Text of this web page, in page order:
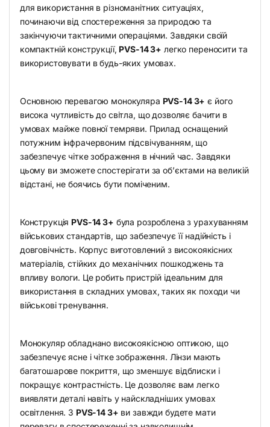
для використання в різноманітних ситуаціях,
починаючи від спостереження за природою та
закінчуючи тактичними операціями. Завдяки своїй
компактній конструкції, PVS-14 3+ легко переносити та
використовувати в будь-яких умовах.
Основною перевагою монокуляра PVS-14 3+ є його
висока чутливість до світла, що дозволяє бачити в
умовах майже повної темряви. Прилад оснащений
потужним інфрачервоним підсвічуванням, що
забезпечує чітке зображення в нічний час. Завдяки
цьому ви зможете спостерігати за об’єктами на великій
відстані, не боячись бути поміченим.
Конструкція PVS-14 3+ була розроблена з урахуванням
військових стандартів, що забезпечує її надійність і
довговічність. Корпус виготовлений з високоякісних
матеріалів, стійких до механічних пошкоджень та
впливу вологи. Це робить пристрій ідеальним для
використання в складних умовах, таких як походи чи
військові тренування.
Монокуляр обладнано високоякісною оптикою, що
забезпечує ясне і чітке зображення. Лінзи мають
багатошарове покриття, що зменшує відблиски і
покращує контрастність. Це дозволяє вам легко
виявляти деталі навіть у найскладніших умовах
освітлення. З PVS-14 3+ ви завжди будете мати